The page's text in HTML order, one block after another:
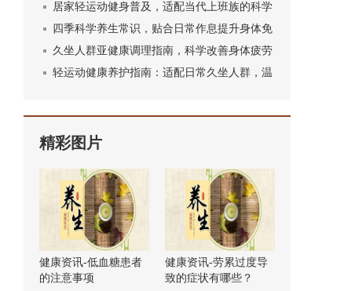
训练效果
居家轻运动健身普及，适配当代上班族的科学
锻炼方式
四季科学养生常识，贴合日常作息提升身体免
疫力
久坐人群亚健康调理指南，科学改善身体疲劳
状态
轻运动健康养护指南：适配日常久坐人群，温
精彩图片
健康资讯-低血糖患者
的注意事项
健康资讯-劳累过度导
致的症状有哪些？